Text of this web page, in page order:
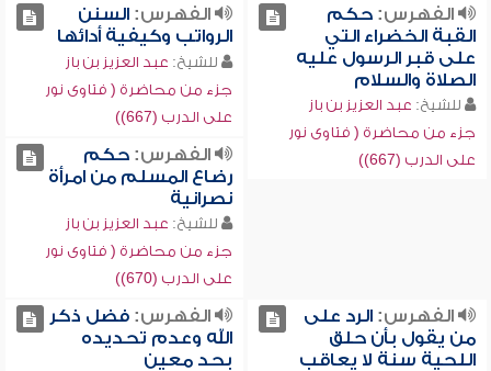
الفهرس:حكم
القبة الخضراء التي
على قبر الرسول عليه
الصلاة والسلام
للشيخ: عبد العزيز بن باز
جزء من محاضرة ( فتاوى نور
على الدرب (667))
الفهرس:السنن
الرواتب وكيفية أدائها
للشيخ: عبد العزيز بن باز
جزء من محاضرة ( فتاوى نور
على الدرب (667))
الفهرس:حكم
رضاع المسلم من امرأة
نصرانية
للشيخ: عبد العزيز بن باز
جزء من محاضرة ( فتاوى نور
على الدرب (670))
الفهرس:الرد على
من يقول بأن حلق
اللحية سنة لا يعاقب
الفهرس:فضل ذكر
الله وعدم تحديده
بحد معين